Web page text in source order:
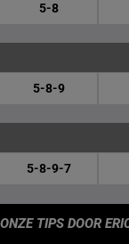
5-8
5-8-9
5-8-9-7
ONZE TIPS DOOR